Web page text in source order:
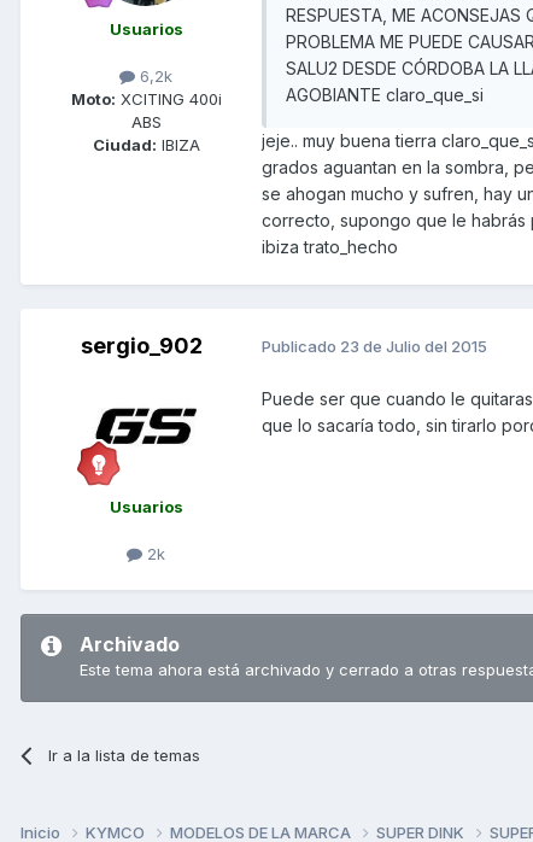
Usuarios
6,2k
Moto: XCITING 400i
ABS
Ciudad: IBIZA
RESPUESTA, ME ACONSEJAS
PROBLEMA ME PUEDE
SALU2 DESDE CÓRDOBA LA
AGOBIANTE claro_que_si
jeje.. muy buena tierra
grados aguantan en la sombra,
se ahogan mucho y sufren, hay
correcto, supongo que le habrás
ibiza trato_hecho
sergio_902
Usuarios
2k
Publicado 23 de Julio del 2015
Puede ser que cuando le
que lo sacaría todo, sin tirarlo
Archivado
Este tema ahora está archivado y cerrado a otras
Ir a la lista de temas
Inicio KYMCO MODELOS DE LA MARCA SUPER DINK